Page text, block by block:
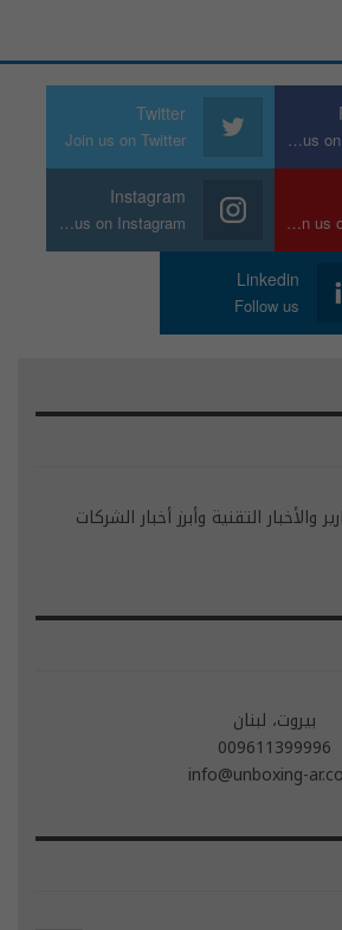
Join us on Facebook
Twitter
Join us on Twitter
Join us on Youtube
Instagram
Join us on Instagram
Linkedin
Follow us
والأخبار التقنية وأبرز أخبار الشركات
بيروت، لبنان
009611399996
info@unboxing-